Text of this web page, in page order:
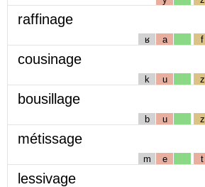
raffinage
ʁ a f
cousinage
k u z
bousillage
b u z
métissage
m e t
lessivage